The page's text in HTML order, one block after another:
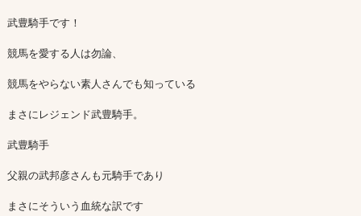
武豊騎手です！
競馬を愛する人は勿論、
競馬をやらない素人さんでも知っている
まさにレジェンド武豊騎手。
武豊騎手
父親の武邦彦さんも元騎手であり
まさにそういう血統な訳です